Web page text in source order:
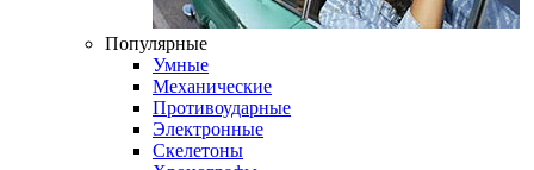
Популярные
Умные
Механические
Противоударные
Электронные
Скелетоны